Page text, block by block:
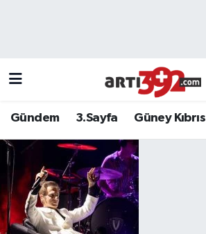
Gündem 3.Sayfa Güney Kıbrıs